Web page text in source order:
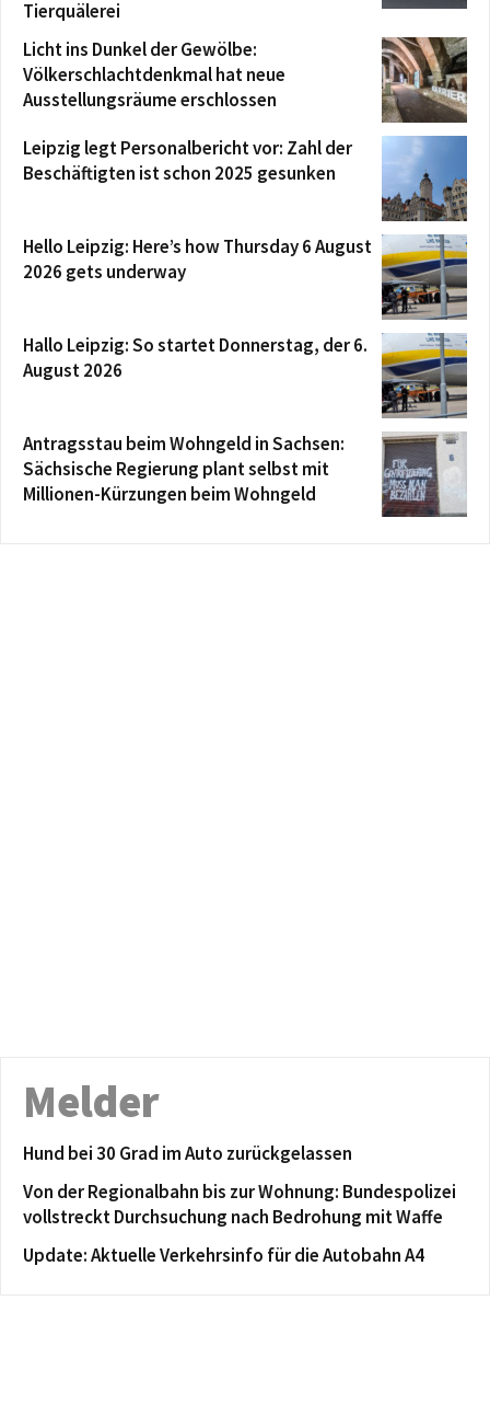
Tierquälerei
Licht ins Dunkel der Gewölbe:
Völkerschlachtdenkmal hat neue
Ausstellungsräume erschlossen
Leipzig legt Personalbericht vor: Zahl der
Beschäftigten ist schon 2025 gesunken
Hello Leipzig: Here’s how Thursday 6 August
2026 gets underway
Hallo Leipzig: So startet Donnerstag, der 6.
August 2026
Antragsstau beim Wohngeld in Sachsen:
Sächsische Regierung plant selbst mit
Millionen-Kürzungen beim Wohngeld
Melder
Hund bei 30 Grad im Auto zurückgelassen
Von der Regionalbahn bis zur Wohnung: Bundespolizei
vollstreckt Durchsuchung nach Bedrohung mit Waffe
Update: Aktuelle Verkehrsinfo für die Autobahn A4